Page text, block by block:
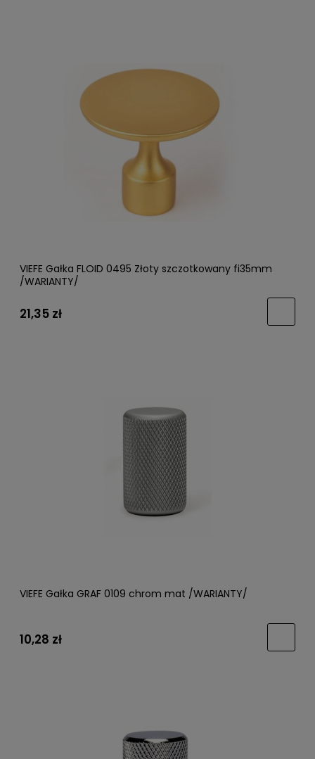
VIEFE Gałka FLOID 0495 Złoty szczotkowany fi35mm
/WARIANTY/
21,35 zł
VIEFE Gałka GRAF 0109 chrom mat /WARIANTY/
10,28 zł